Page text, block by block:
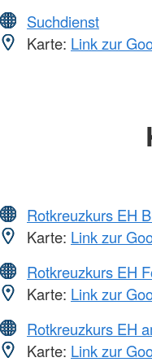
Suchdienst
Karte: Link zur
Rotkreuzkurs EH
Karte: Link zur
Rotkreuzkurs EH
Karte: Link zur
Rotkreuzkurs EH
Karte: Link zur